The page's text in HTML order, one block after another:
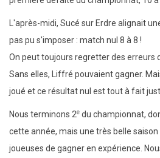
L'après-midi, Sucé sur Erdre alignait
pas pu s'imposer : match nul 8 à 8 !
On peut toujours regretter des erreurs
Sans elles, Liffré pouvaient gagner.
joué et ce résultat nul est tout à fait
Nous terminons 2e du championnat,
cette année, mais une très belle
joueuses de gagner en expérience.